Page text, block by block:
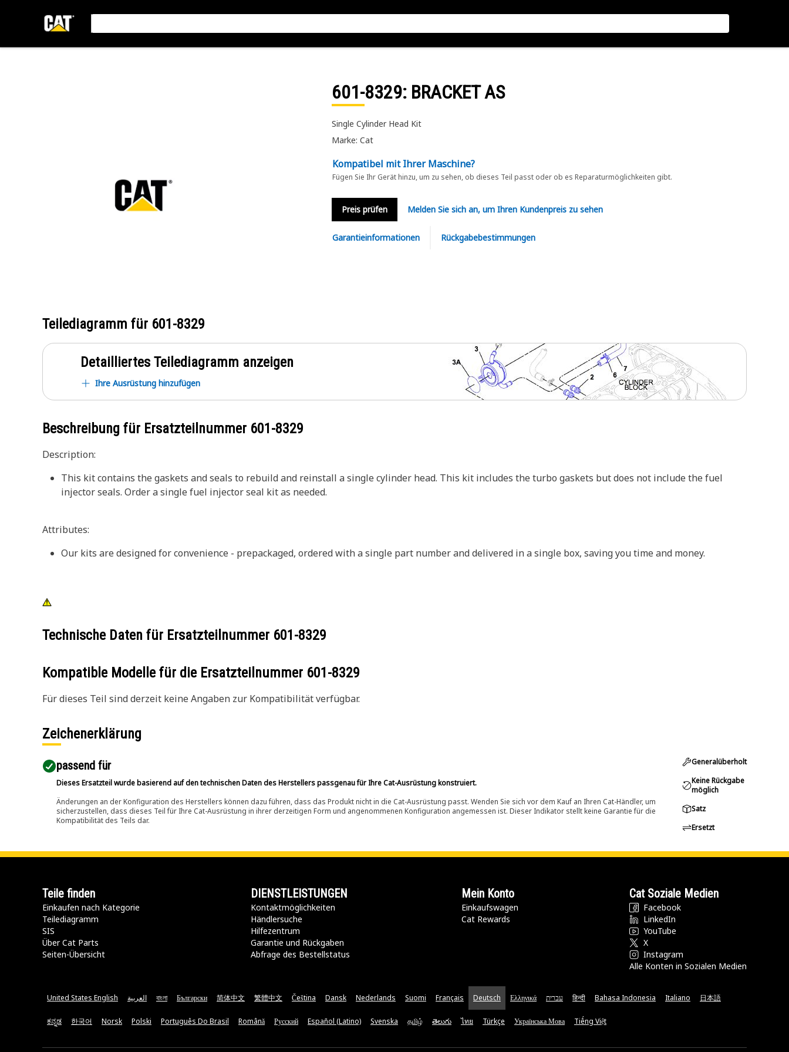
601-8329: BRACKET AS
Single Cylinder Head Kit
Marke: Cat
Kompatibel mit Ihrer Maschine?
Fügen Sie Ihr Gerät hinzu, um zu sehen, ob dieses Teil passt oder ob es Reparaturmöglichkeiten gibt.
Preis prüfen Melden Sie sich an, um Ihren Kundenpreis zu sehen
Garantieinformationen Rückgabebestimmungen
Teilediagramm für 601-8329
Detailliertes Teilediagramm anzeigen
Ihre Ausrüstung hinzufügen
Beschreibung für Ersatzteilnummer 601-8329
Description:
This kit contains the gaskets and seals to rebuild and reinstall a single cylinder head. This kit includes the turbo gaskets but does not include the fuel
injector seals. Order a single fuel injector seal kit as needed.
Attributes:
Our kits are designed for convenience - prepackaged, ordered with a single part number and delivered in a single box, saving you time and money.
Technische Daten für Ersatzteilnummer 601-8329
Kompatible Modelle für die Ersatzteilnummer 601-8329
Für dieses Teil sind derzeit keine Angaben zur Kompatibilität verfügbar.
Zeichenerklärung
passend für​
Dieses Ersatzteil wurde basierend auf den technischen Daten des Herstellers passgenau für Ihre Cat-Ausrüstung konstruiert.
Änderungen an der Konfiguration des Herstellers können dazu führen, dass das Produkt nicht in die Cat-Ausrüstung passt. Wenden Sie sich vor dem Kauf an Ihren Cat-Händler, um
sicherzustellen, dass dieses Teil für Ihre Cat-Ausrüstung in ihrer derzeitigen Form und angenommenen Konfiguration angemessen ist. Dieser Indikator stellt keine Garantie für die
Kompatibilität des Teils dar.
Generalüberholt
Keine Rückgabe
möglich
Satz
Ersetzt
Teile finden
Einkaufen nach Kategorie
Teilediagramm
SIS
Über Cat Parts
Seiten-Übersicht
DIENSTLEISTUNGEN
Kontaktmöglichkeiten​
Händlersuche
Hilfezentrum
Garantie und Rückgaben
Abfrage des Bestellstatus
Mein Konto
Einkaufswagen
Cat Rewards
Cat Soziale Medien
Facebook
LinkedIn
YouTube
X
Instagram
Alle Konten in Sozialen Medien
United States English العربية বাংলা Български 简体中文 繁體中文 Čeština Dansk Nederlands Suomi Français Deutsch Ελληνικά עברית हिन्दी Bahasa Indonesia Italiano 日本語
ಕನ್ನಡ 한국어 Norsk Polski Português Do Brasil Română Русский Español (Latino) Svenska தமிழ் తెలుగు ไทย Türkçe Українська Мова Tiếng Việt